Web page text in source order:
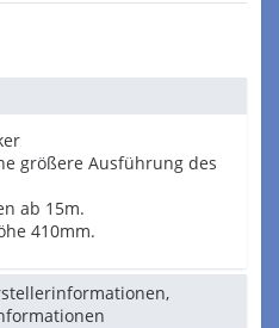
größere Ausführung des
ab 15m.
410mm.